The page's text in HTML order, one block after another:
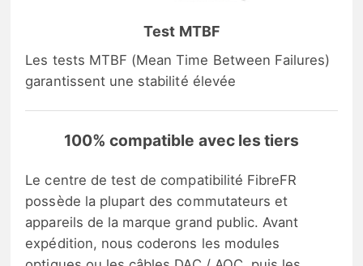
Test MTBF
Les tests MTBF (Mean Time Between Failures)
garantissent une stabilité élevée
100% compatible avec les tiers
Le centre de test de compatibilité FibreFR
possède la plupart des commutateurs et
appareils de la marque grand public. Avant
expédition, nous coderons les modules